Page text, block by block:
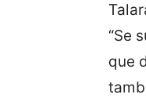
“Se
que